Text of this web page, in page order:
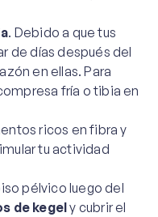
. Debido a que tus
de días después del
en ellas. Para
fría o tibia en
ricos en fibra y
tu actividad
pélvico luego del
de kegely cubrir el